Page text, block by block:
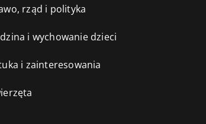
rząd i polityka
i wychowanie dzieci
i zainteresowania